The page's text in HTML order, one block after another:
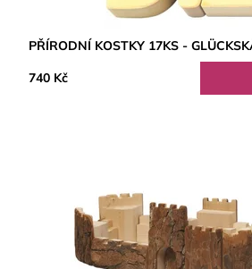
PŘÍRODNÍ KOSTKY 17KS -
740 Kč